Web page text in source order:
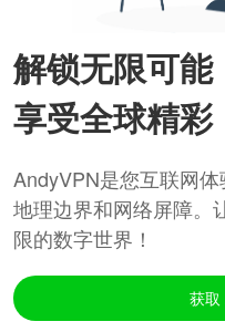
解锁无限可能
享受全球精彩
AndyVPN是您互联网
地理边界和网络屏障。
限的数字世界！
获取